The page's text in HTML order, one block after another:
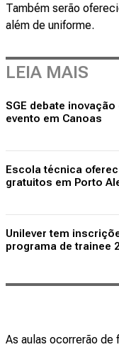
Também serão
além de uniforme.
LEIA MAIS
SGE debate
evento em Canoas
Escola técnica
gratuitos em Porto
Unilever tem
programa de trainee
As aulas ocorrerão